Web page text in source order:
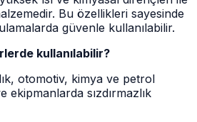
Bu özellikleri sayesinde
güvenle kullanılabilir.
kullanılabilir?
otomotiv, kimya ve petrol
ekipmanlarda sızdırmazlık